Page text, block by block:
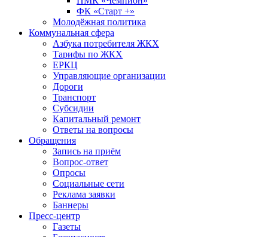
ФК «Старт +»
Молодёжная политика
Коммунальная сфера
Азбука потребителя ЖКХ
Тарифы по ЖКХ
ЕРКЦ
Управляющие организации
Дороги
Транспорт
Субсидии
Капитальный ремонт
Ответы на вопросы
Обращения
Запись на приём
Вопрос-ответ
Опросы
Социальные сети
Реклама заявки
Баннеры
Пресс-центр
Газеты